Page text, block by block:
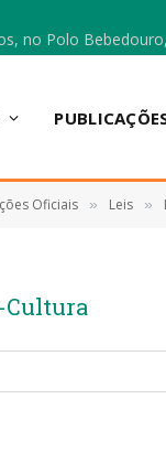
Oficiais » Leis »
Cultura